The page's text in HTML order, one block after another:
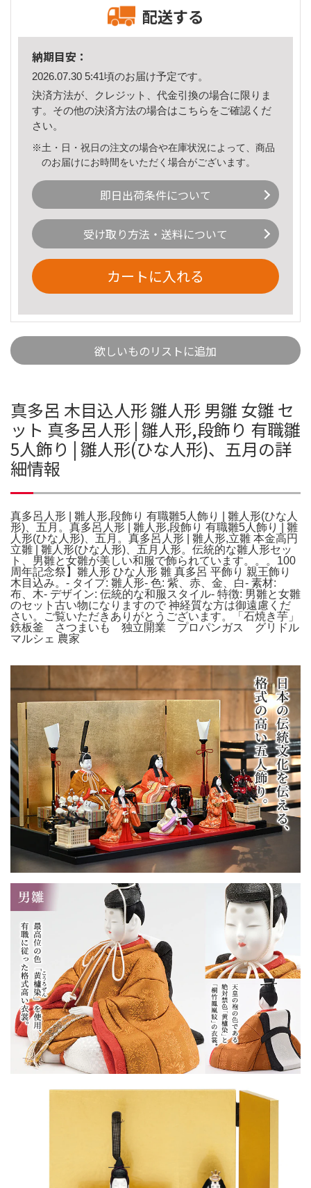
配送する
納期目安：
2026.07.30 5:41頃のお届け予定です。
決済方法が、クレジット、代金引換の場合に限りま
す。その他の決済方法の場合はこちら をご確認くだ
さい。
※土・日・祝日の注文の場合や在庫状況によって、商品
のお届けにお時間をいただく場合がございます。
即日出荷条件について
受け取り方法・送料について
カートに入れる
欲しいものリストに追加
真多呂 木目込人形 雛人形 男雛 女雛 セ
ット 真多呂人形 | 雛人形,段飾り 有職雛
5人飾り | 雛人形(ひな人形)、五月の詳
細情報
真多呂人形 | 雛人形,段飾り 有職雛5人飾り | 雛人形(ひな人
形)、五月。真多呂人形 | 雛人形,段飾り 有職雛5人飾り | 雛
人形(ひな人形)、五月。真多呂人形 | 雛人形,立雛 本金高円
立雛 | 雛人形(ひな人形)、五月人形。伝統的な雛人形セッ
ト、男雛と女雛が美しい和服で飾られています。。。100
周年記念祭】雛人形 ひな人形 雛 真多呂 平飾り 親王飾り
木目込み。- タイプ: 雛人形- 色: 紫、赤、金、白- 素材:
布、木- デザイン: 伝統的な和服スタイル- 特徴: 男雛と女雛
のセット古い物になりますので 神経質な方は御遠慮くだ
さい。ご覧いただきありがとうございます。「石焼き芋」
鉄板釜 さつまいも 独立開業 プロパンガス グリドル
マルシェ 農家